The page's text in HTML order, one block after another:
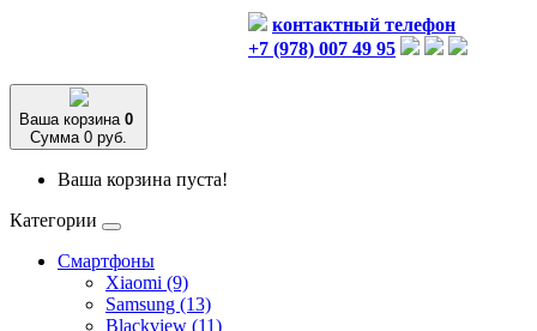
контактный телефон
+7 (978) 007 49 95
Ваша корзина 0
Сумма 0 руб.
Ваша корзина пуста!
Категории
Смартфоны
Xiaomi (9)
Samsung (13)
Blackview (11)